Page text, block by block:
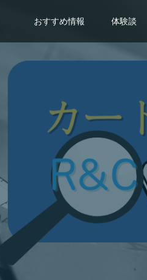
おすすめ情報 体験談